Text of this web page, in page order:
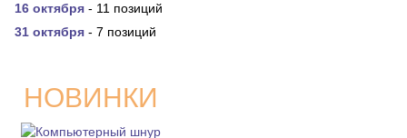
16 октября - 11 позиций
31 октября - 7 позиций
НОВИНКИ